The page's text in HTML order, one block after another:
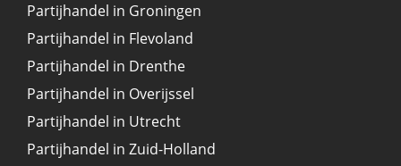
Partijhandel in Groningen
Partijhandel in Flevoland
Partijhandel in Drenthe
Partijhandel in Overijssel
Partijhandel in Utrecht
Partijhandel in Zuid-Holland